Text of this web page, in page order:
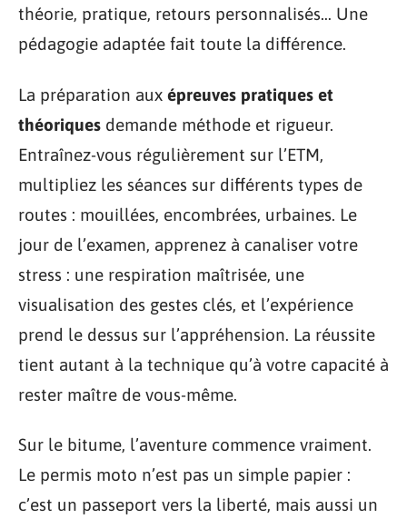
théorie, pratique, retours personnalisés… Une
pédagogie adaptée fait toute la différence.
La préparation aux épreuves pratiques et
théoriques demande méthode et rigueur.
Entraînez-vous régulièrement sur l’ETM,
multipliez les séances sur différents types de
routes : mouillées, encombrées, urbaines. Le
jour de l’examen, apprenez à canaliser votre
stress : une respiration maîtrisée, une
visualisation des gestes clés, et l’expérience
prend le dessus sur l’appréhension. La réussite
tient autant à la technique qu’à votre capacité à
rester maître de vous-même.
Sur le bitume, l’aventure commence vraiment.
Le permis moto n’est pas un simple papier :
c’est un passeport vers la liberté, mais aussi un